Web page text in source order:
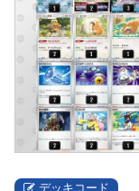
デッキコード